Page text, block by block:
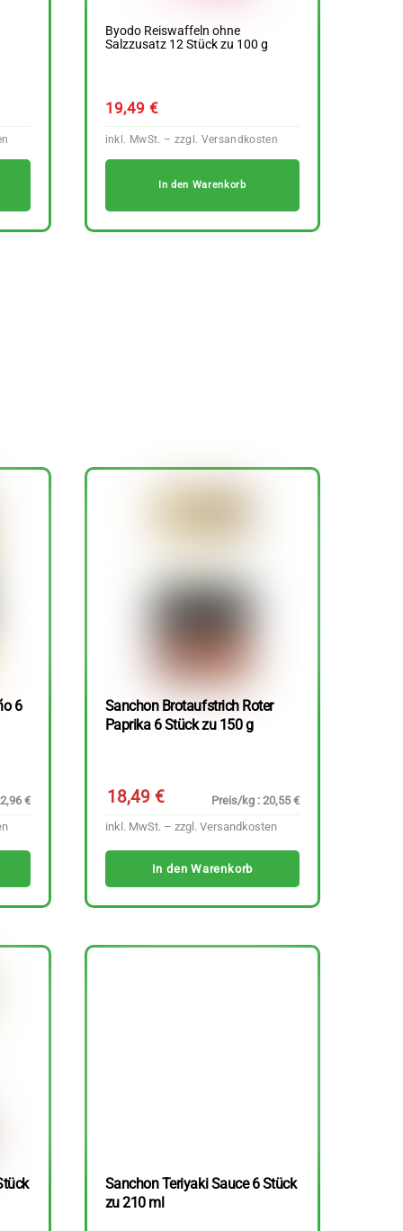
Byodo Reiswaffeln ohne
Salzzusatz 12 Stück zu 100 g
19,49 €
In den Warenkorb
6
€
Sanchon Brotaufstrich Roter
Paprika 6 Stück zu 150 g
18,49€
Preis/kg : 20,55 €
inkl. MwSt. – zzgl. Versandkosten
In den Warenkorb
Sanchon Teriyaki Sauce 6 Stück
zu 210 ml